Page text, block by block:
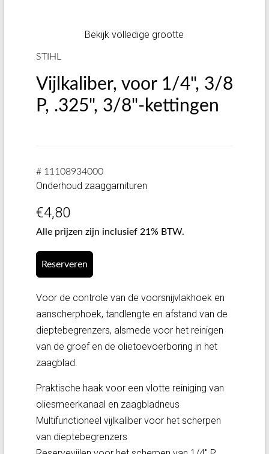
Bekijk volledige grootte
STIHL
Vijlkaliber, voor 1/4", 3/8
P, .325", 3/8"-kettingen
# 11108934000
Onderhoud zaaggarnituren
€4,80
Alle prijzen zijn inclusief 21% BTW.
Reserveren
Voor de controle van de voorsnijvlakhoek en
aanscherphoek, tandlengte en afstand van de
dieptebegrenzers, alsmede voor het reinigen
van de groef en de olietoevoerboring in het
zaagblad.
Praktische haak voor een vlotte reiniging van
oliesmeerkanaal en zaagbladneus
Multifunctioneel vijlkaliber voor het scherpen
van dieptebegrenzers